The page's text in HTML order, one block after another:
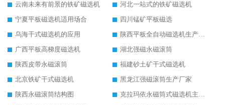
云南未来有前景的铁矿磁选机
河北一站式的铁矿磁选机
宁夏平板磁选机适用场合
四川锰矿平板磁选
乌海干式磁选机的应用
陕西平板全自动磁选机生产厂家
广西平板高梯度磁选机
湖北强磁永磁滚筒
陕西皮带永磁滚筒
福建砂土矿干式磁选机
北京铁矿干式磁选机
黑龙江强磁滚筒生产厂家
陕西永磁滚筒结构图
克拉玛依永磁筒式磁选机主要技术参数